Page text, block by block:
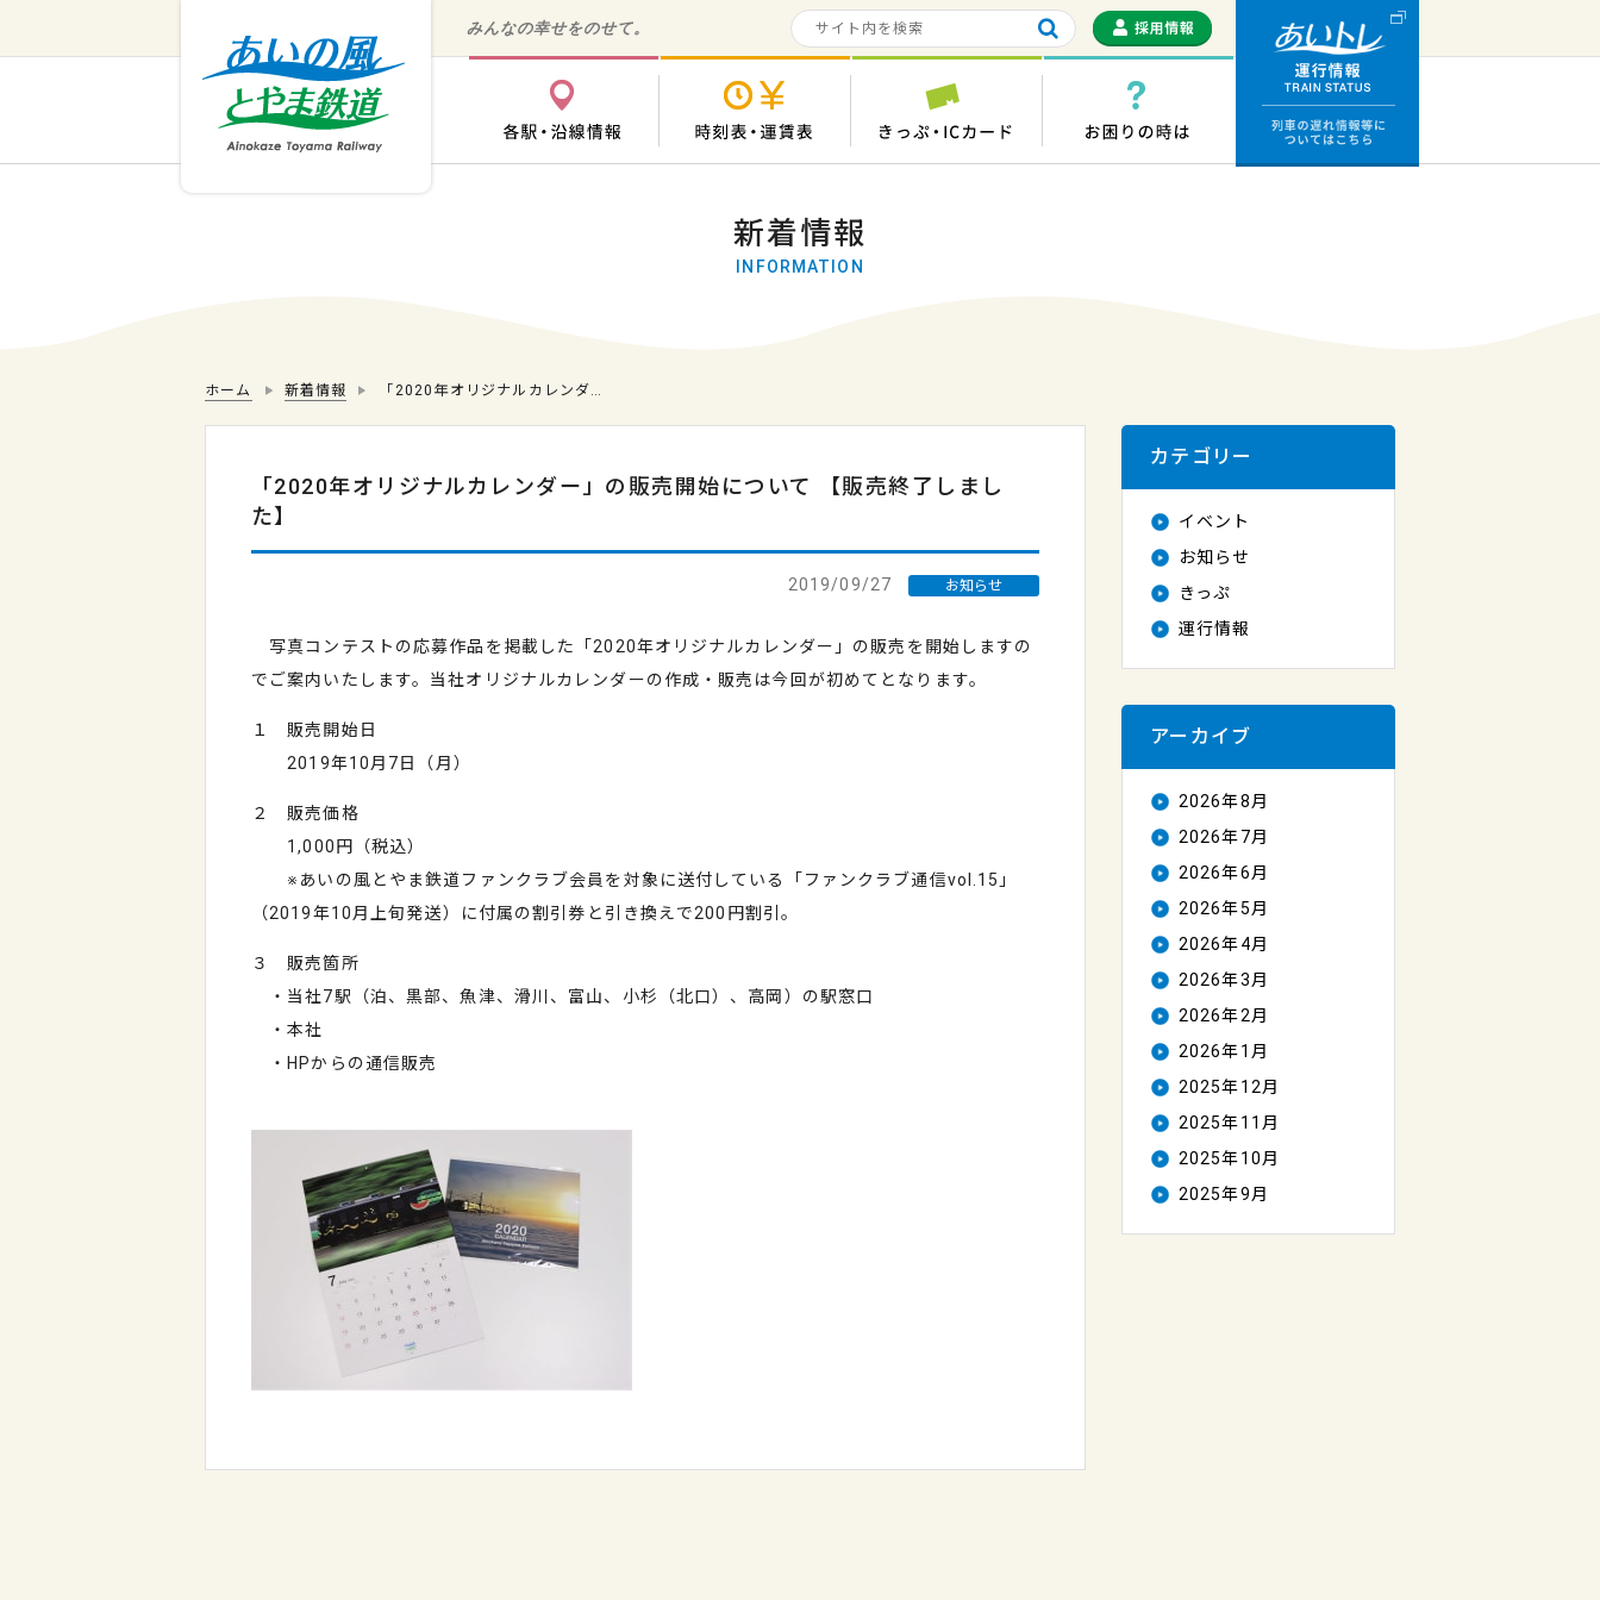
みんなの幸せをのせて。
各駅・沿線情報 時刻表・運賃表 きっぷ・ICカード お困りの時は
新着情報
INFORMATION
ホーム 新着情報 「2020年オリジナルカレンダ…
「2020年オリジナルカレンダー」の販売開始について 【販売終了しまし
た】
2019/09/27 お知らせ
写真コンテストの応募作品を掲載した「2020年オリジナルカレンダー」の販売を開始しますの
でご案内いたします。当社オリジナルカレンダーの作成・販売は今回が初めてとなります。
１ 販売開始日
2019年10月7日（月）
２ 販売価格
1,000円（税込）
※あいの風とやま鉄道ファンクラブ会員を対象に送付している「ファンクラブ通信vol.15」
（2019年10月上旬発送）に付属の割引券と引き換えで200円割引。
３ 販売箇所
・当社7駅（泊、黒部、魚津、滑川、富山、小杉（北口）、高岡）の駅窓口
・本社
・HPからの通信販売
カテゴリー
イベント
お知らせ
きっぷ
運行情報
アーカイブ
2026年8月
2026年7月
2026年6月
2026年5月
2026年4月
2026年3月
2026年2月
2026年1月
2025年12月
2025年11月
2025年10月
2025年9月